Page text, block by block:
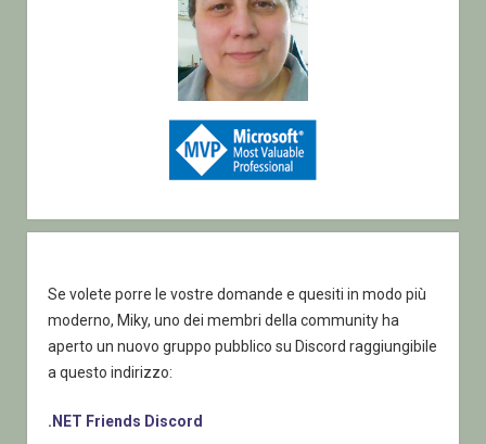
Se volete porre le vostre domande e quesiti in modo più
moderno, Miky, uno dei membri della community ha
aperto un nuovo gruppo pubblico su Discord raggiungibile
a questo indirizzo:
.NET Friends Discord